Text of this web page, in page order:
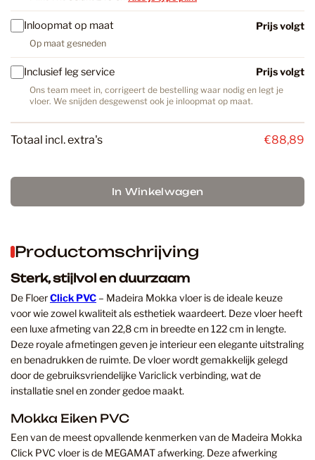
Inloopmat op maat Prijs volgt
Op maat gesneden
Inclusief leg service Prijs volgt
Ons team meet in, corrigeert de bestelling waar nodig en legt je
vloer. We snijden desgewenst ook je inloopmat op maat.
Totaal incl. extra's €88,89
In Winkelwagen
Productomschrijving
Sterk, stijlvol en duurzaam
De FloerClick PVC– Madeira Mokka vloer is de ideale keuze
voor wie zowel kwaliteit als esthetiek waardeert. Deze vloer heeft
een luxe afmeting van 22,8 cm in breedte en 122 cm in lengte.
Deze royale afmetingen geven je interieur een elegante uitstraling
en benadrukken de ruimte. De vloer wordt gemakkelijk gelegd
door de gebruiksvriendelijke Variclick verbinding, wat de
installatie snel en zonder gedoe maakt.
Mokka Eiken PVC
Een van de meest opvallende kenmerken van de Madeira Mokka
Click PVC vloer is de MEGAMAT afwerking. Deze afwerking